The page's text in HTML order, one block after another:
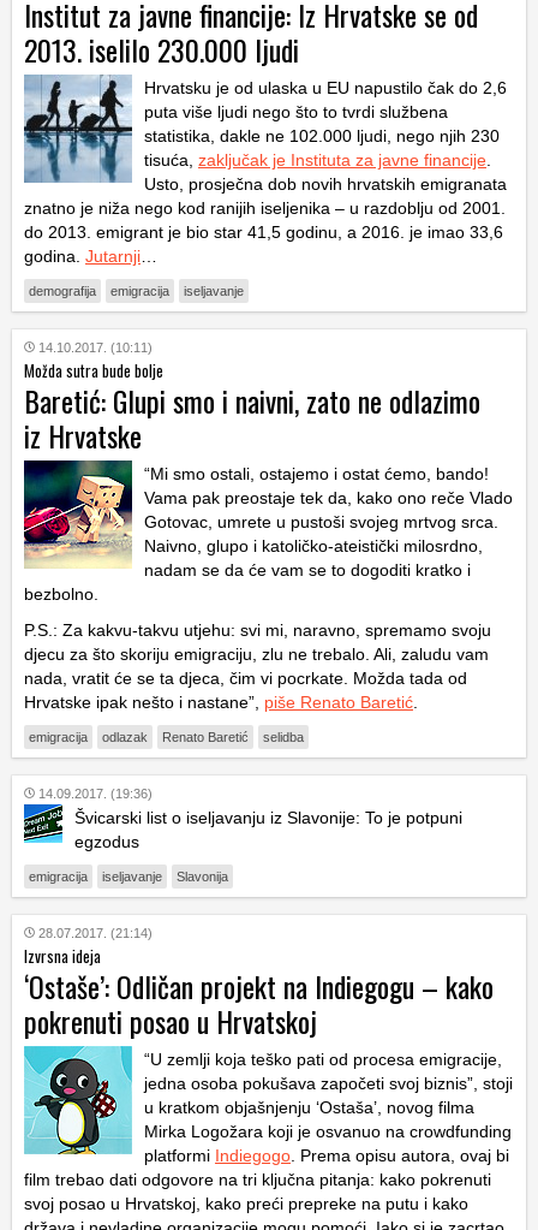
Institut za javne financije: Iz Hrvatske se od
2013. iselilo 230.000 ljudi
Hrvatsku je od ulaska u EU napustilo čak do 2,6
puta više ljudi nego što to tvrdi službena
statistika, dakle ne 102.000 ljudi, nego njih 230
tisuća, zaključak je Instituta za javne financije
Usto, prosječna dob novih hrvatskih emigranata
znatno je niža nego kod ranijih iseljenika – u razdoblju od 2001.
do 2013. emigrant je bio star 41,5 godinu, a 2016. je imao 33,6
godina. Jutarnji
demografija emigracija iseljavanje
14.10.2017. (10:11)
Možda sutra bude bolje
Baretić: Glupi smo i naivni, zato ne odlazimo
iz Hrvatske
“Mi smo ostali, ostajemo i ostat ćemo, bando!
Vama pak preostaje tek da, kako ono reče Vlado
Gotovac, umrete u pustoši svojeg mrtvog srca.
Naivno, glupo i katoličko-ateistički milosrdno,
nadam se da će vam se to dogoditi kratko i
bezbolno.
P.S.: Za kakvu-takvu utjehu: svi mi, naravno, spremamo svoju
djecu za što skoriju emigraciju, zlu ne trebalo. Ali, zaludu vam
nada, vratit će se ta djeca, čim vi pocrkate. Možda tada od
Hrvatske ipak nešto i nastane”, piše Renato Baretić
emigracija odlazak Renato Baretić selidba
14.09.2017. (19:36)
Švicarski list o iseljavanju iz Slavonije: To je potpuni
egzodus
emigracija iseljavanje Slavonija
28.07.2017. (21:14)
Izvrsna ideja
‘Ostaše’: Odličan projekt na Indiegogu – kako
pokrenuti posao u Hrvatskoj
“U zemlji koja teško pati od procesa emigracije,
jedna osoba pokušava započeti svoj biznis”, stoji
u kratkom objašnjenju ‘Ostaša’, novog filma
Mirka Logožara koji je osvanuo na crowdfunding
platformi Indiegogo . Prema opisu autora, ovaj bi
film trebao dati odgovore na tri ključna pitanja: kako pokrenuti
svoj posao u Hrvatskoj, kako preći prepreke na putu i kako